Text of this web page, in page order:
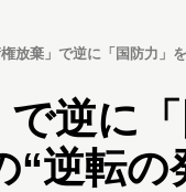
権放棄」で逆に「国防力」
逆に「
“逆転の